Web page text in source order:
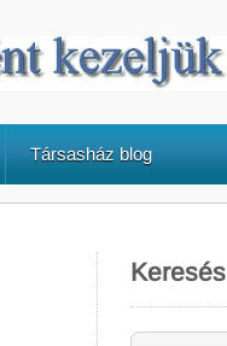
Társasház blog
Keresés